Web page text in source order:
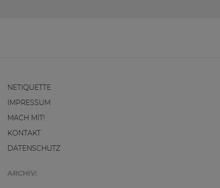
NETIQUETTE
IMPRESSUM
MACH MIT!
KONTAKT
DATENSCHUTZ
ARCHIV: